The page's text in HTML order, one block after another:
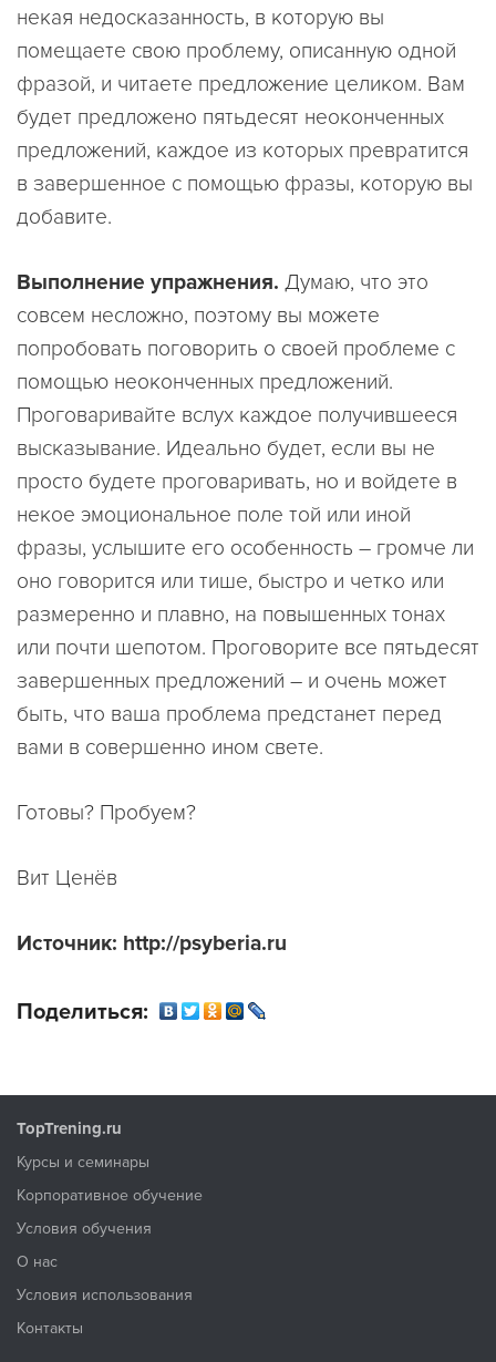
некая недосказанность, в которую вы
помещаете свою проблему, описанную одной
фразой, и читаете предложение целиком. Вам
будет предложено пятьдесят неоконченных
предложений, каждое из которых превратится
в завершенное с помощью фразы, которую вы
добавите.
Выполнение упражнения. Думаю, что это
совсем несложно, поэтому вы можете
попробовать поговорить о своей проблеме с
помощью неоконченных предложений.
Проговаривайте вслух каждое получившееся
высказывание. Идеально будет, если вы не
просто будете проговаривать, но и войдете в
некое эмоциональное поле той или иной
фразы, услышите его особенность – громче ли
оно говорится или тише, быстро и четко или
размеренно и плавно, на повышенных тонах
или почти шепотом. Проговорите все пятьдесят
завершенных предложений – и очень может
быть, что ваша проблема предстанет перед
вами в совершенно ином свете.
Готовы? Пробуем?
Вит Ценёв
Источник: http://psyberia.ru
Поделиться:
TopTrening.ru
Курсы и семинары
Корпоративное обучение
Условия обучения
О нас
Условия использования
Контакты